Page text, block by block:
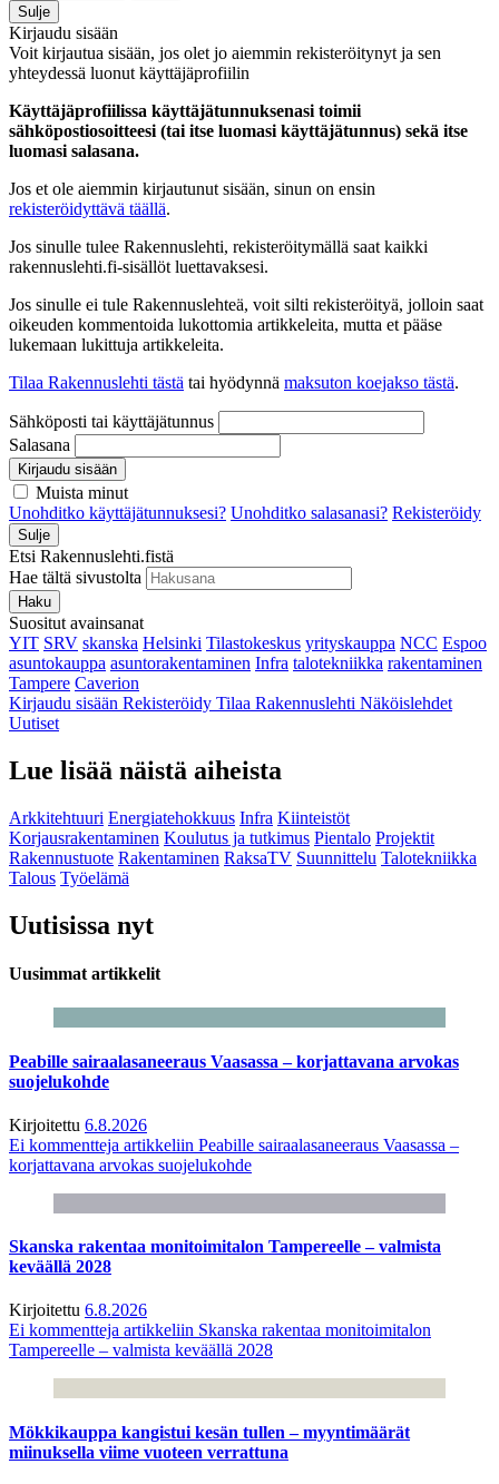
Sulje
Kirjaudu sisään
Voit kirjautua sisään, jos olet jo aiemmin rekisteröitynyt ja sen
yhteydessä luonut käyttäjäprofiilin
Käyttäjäprofiilissa käyttäjätunnuksenasi toimii
sähköpostiosoitteesi (tai itse luomasi käyttäjätunnus) sekä itse
luomasi salasana.
Jos et ole aiemmin kirjautunut sisään, sinun on ensin
rekisteröidyttävä täällä.
Jos sinulle tulee Rakennuslehti, rekisteröitymällä saat kaikki
rakennuslehti.fi-sisällöt luettavaksesi.
Jos sinulle ei tule Rakennuslehteä, voit silti rekisteröityä, jolloin saat
oikeuden kommentoida lukottomia artikkeleita, mutta et pääse
lukemaan lukittuja artikkeleita.
Tilaa Rakennuslehti tästä tai hyödynnä maksuton koejakso tästä.
Sähköposti tai käyttäjätunnus
Salasana
Kirjaudu sisään
Muista minut
Unohditko käyttäjätunnuksesi? Unohditko salasanasi? Rekisteröidy
Sulje
Etsi Rakennuslehti.fistä
Hae tältä sivustolta
Haku
Suositut avainsanat
YIT SRV skanska Helsinki Tilastokeskus yrityskauppa NCC Espoo
asuntokauppa asuntorakentaminen Infra talotekniikka rakentaminen
Tampere Caverion
Kirjaudu sisään Rekisteröidy Tilaa Rakennuslehti Näköislehdet
Uutiset
Lue lisää näistä aiheista
Arkkitehtuuri Energiatehokkuus Infra Kiinteistöt
Korjausrakentaminen Koulutus ja tutkimus Pientalo Projektit
Rakennustuote Rakentaminen RaksaTV Suunnittelu Talotekniikka
Talous Työelämä
Uutisissa nyt
Uusimmat artikkelit
Peabille sairaalasaneeraus Vaasassa – korjattavana arvokas
suojelukohde
Kirjoitettu 6.8.2026
Ei kommentteja artikkeliin Peabille sairaalasaneeraus Vaasassa –
korjattavana arvokas suojelukohde
Skanska rakentaa monitoimitalon Tampereelle – valmista
keväällä 2028
Kirjoitettu 6.8.2026
Ei kommentteja artikkeliin Skanska rakentaa monitoimitalon
Tampereelle – valmista keväällä 2028
Mökkikauppa kangistui kesän tullen – myyntimäärät
miinuksella viime vuoteen verrattuna